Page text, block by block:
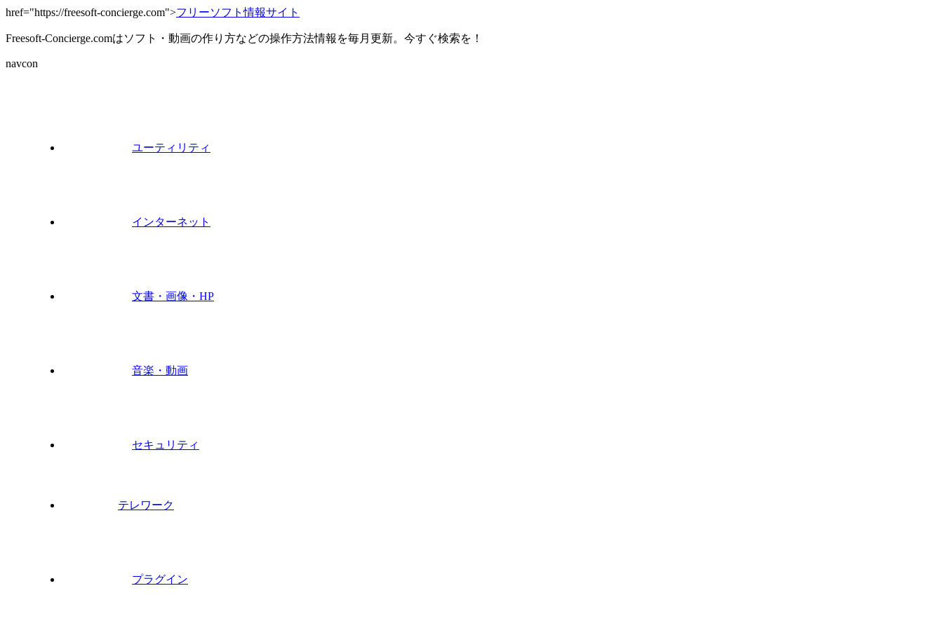
href="https://freesoft-concierge.com">フリーソフト情報サイト
Freesoft-Concierge.comはソフト・動画の作り方などの操作方法情報を毎月更新。今すぐ検索を！
navcon
ユーティリティ
インターネット
文書・画像・HP
音楽・動画
セキュリティ
テレワーク
プラグイン